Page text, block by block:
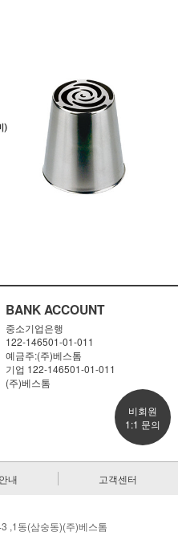
BANK ACCOUNT
중소기업은행
122-146501-01-011
예금주:(주)베스톰
기업 122-146501-01-011
(주)베스톰
비회원
1:1 문의
내 고객센터
,1동(삼숭동)(주)베스톰